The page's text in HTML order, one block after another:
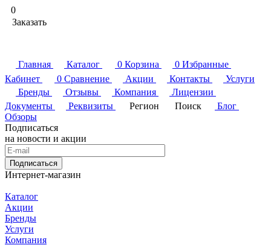
0
Заказать
Главная Каталог 0 Корзина 0 Избранные
Кабинет
0 Сравнение Акции Контакты
Услуги
Бренды
Отзывы Компания
Лицензии
Документы
Реквизиты Регион Поиск
Блог
Обзоры
Подписаться
на новости и акции
Подписаться
Интернет-магазин
Каталог
Акции
Бренды
Услуги
Компания